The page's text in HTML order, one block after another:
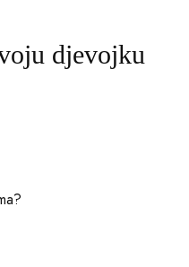
djevojku